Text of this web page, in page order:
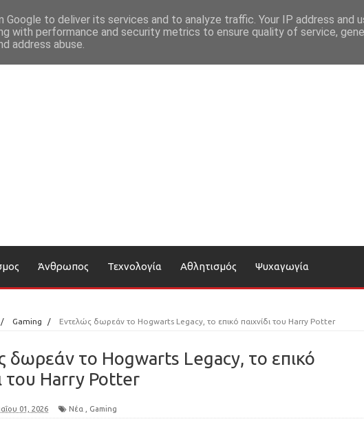
Άνθρωπος Τεχνολογία Αθλητισμός Ψυχαγωγία
/ Gaming / Εντελώς δωρεάν το Hogwarts Legacy, το επικό παιχνίδι του Harry Potter
δωρεάν το Hogwarts Legacy, το επικό
του Harry Potter
01, 2026 Νέα Gaming
Google to deliver its services and to analyze traffic. Your IP address and
with performance and security metrics to ensure quality of service,
address abuse.